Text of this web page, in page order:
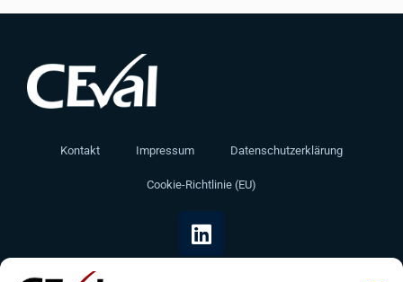
Kontakt Impressum Datenschutzerklärung
Cookie-Richtlinie (EU)